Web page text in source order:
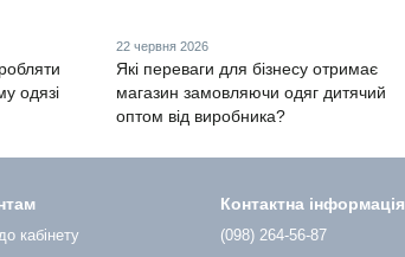
одязі
22 червня 2026
Які переваги для бізнесу отримає
магазин замовляючи одяг дитячий
оптом від виробника?
кабінету
Контактна інформація
(098) 264-56-87